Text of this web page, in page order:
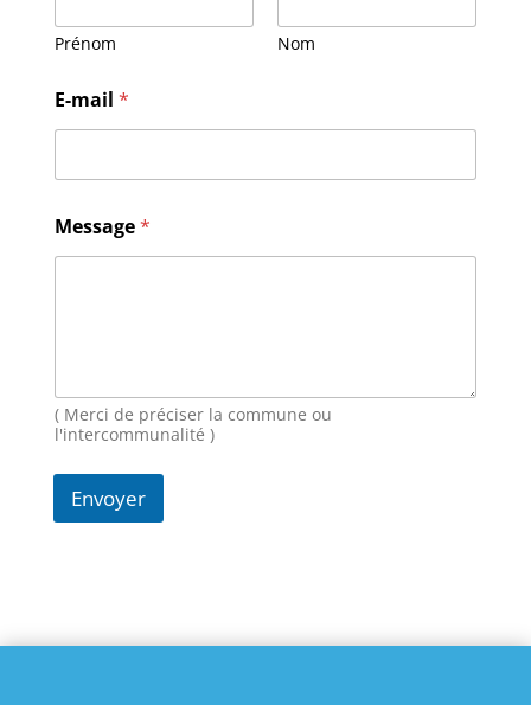
Prénom Nom
e
s
a
e
E
-
o
m
E-mail *
Message*
( Merci de préciser la commune ou
l'intercommunalité )
Envoyer